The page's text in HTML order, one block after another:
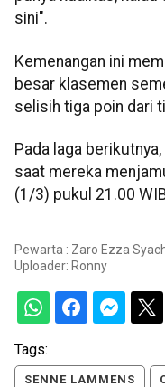
sini".
Kemenangan ini
besar klasemen
selisih tiga poin dari
Pada laga
saat mereka
(1/3) pukul 21.00
Pewarta : Zaro Ezza
Uploader: Ronny
Tags:
SENNE LAMMENS